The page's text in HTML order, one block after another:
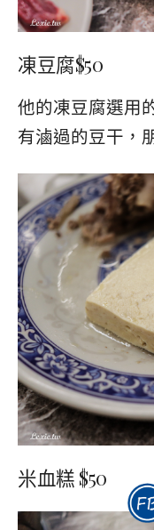
凍豆腐$50
他的凍豆腐選用
有滷過的豆干，
米血糕 $50